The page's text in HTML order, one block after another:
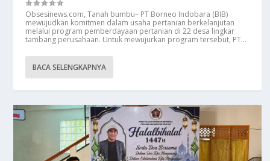
Obsesinews.com, Tanah bumbu– PT Borneo Indobara (BIB)
mewujudkan komitmen dalam usaha pertanian berkelanjutan
melalui program pemberdayaan pertanian di 22 desa lingkar
tambang perusahaan. Untuk mewujurkan program tersebut, PT...
BACA SELENGKAPNYA